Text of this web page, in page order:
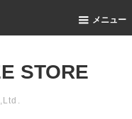
メニュー
STORE